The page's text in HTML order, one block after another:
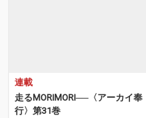
連載
走るMORIMORI──〈アーカイ奉
行〉第31巻